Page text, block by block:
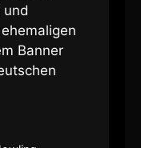
und
Banner